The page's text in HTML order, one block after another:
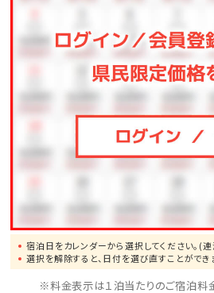
※チェックイン・アウト時間に準じ
※当日予約の送迎は、お受けで
す。
※お子様の料金について
小学生は大人1名様の宿泊料の
宿泊日をカレンダーから選択してください。(
選択を解除すると、日付を選び直すことができ
※料金表示は１泊当たりのご宿泊料金